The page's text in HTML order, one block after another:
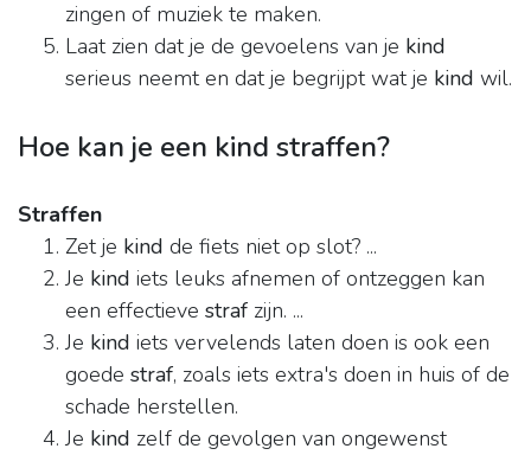
zingen of muziek te maken.
Laat zien dat je de gevoelens van je kind
serieus neemt en dat je begrijpt wat je kind wil.
Hoe kan je een kind straffen?
Straffen
Zet je kind de fiets niet op slot? ...
Je kind iets leuks afnemen of ontzeggen kan
een effectieve straf zijn. ...
Je kind iets vervelends laten doen is ook een
goede straf, zoals iets extra's doen in huis of de
schade herstellen.
Je kind zelf de gevolgen van ongewenst